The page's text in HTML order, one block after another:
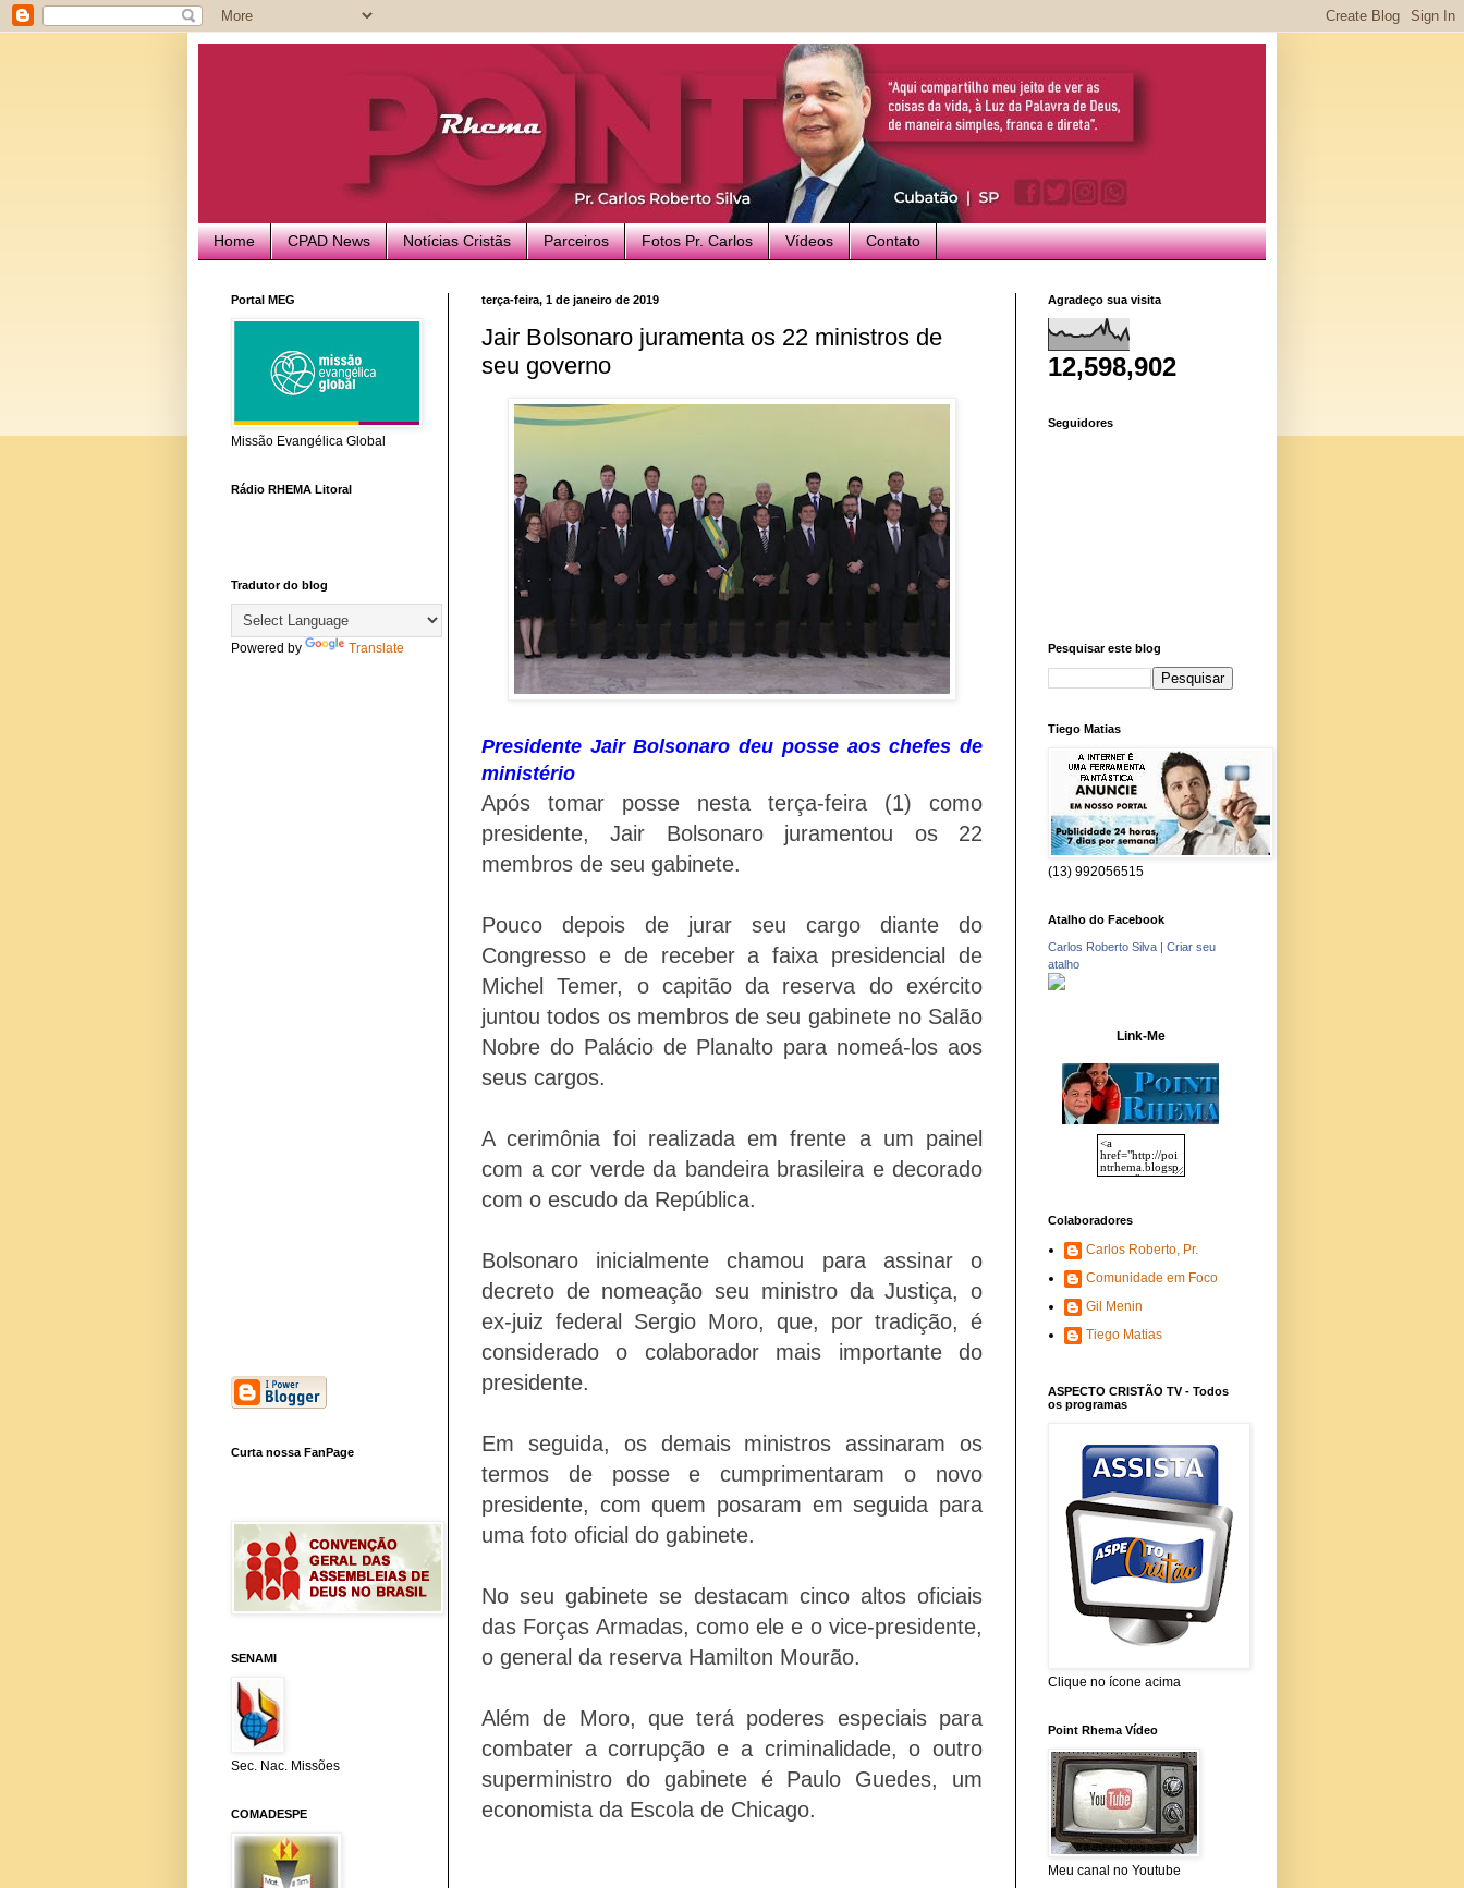
Home CPAD News Notícias Cristãs Parceiros Fotos Pr. Carlos Vídeos Contato
terça-feira, 1 de janeiro de 2019
Jair Bolsonaro juramenta os 22 ministros de
seu governo
Presidente Jair Bolsonaro deu posse aos chefes de
ministério
Após tomar posse nesta terça-feira (1) como
presidente, Jair Bolsonaro juramentou os 22
membros de seu gabinete.
Pouco depois de jurar seu cargo diante do
Congresso e de receber a faixa presidencial de
Michel Temer, o capitão da reserva do exército
juntou todos os membros de seu gabinete no Salão
Nobre do Palácio de Planalto para nomeá-los aos
seus cargos.
A cerimônia foi realizada em frente a um painel
com a cor verde da bandeira brasileira e decorado
com o escudo da República.
Bolsonaro inicialmente chamou para assinar o
decreto de nomeação seu ministro da Justiça, o
ex-juiz federal Sergio Moro, que, por tradição, é
considerado o colaborador mais importante do
presidente.
Em seguida, os demais ministros assinaram os
termos de posse e cumprimentaram o novo
presidente, com quem posaram em seguida para
uma foto oficial do gabinete.
No seu gabinete se destacam cinco altos oficiais
das Forças Armadas, como ele e o vice-presidente,
o general da reserva Hamilton Mourão.
Além de Moro, que terá poderes especiais para
combater a corrupção e a criminalidade, o outro
superministro do gabinete é Paulo Guedes, um
economista da Escola de Chicago.
Portal MEG
Missão Evangélica Global
Rádio RHEMA Litoral
Tradutor do blog
Powered by Translate
Curta nossa FanPage
SENAMI
Sec. Nac. Missões
COMADESPE
Agradeço sua visita
12,598,902
Seguidores
Pesquisar este blog
Tiego Matias
(13) 992056515
Atalho do Facebook
Carlos Roberto Silva | Criar seu
atalho
Link-Me
Colaboradores
Carlos Roberto, Pr.
Comunidade em Foco
Gil Menin
Tiego Matias
ASPECTO CRISTÃO TV - Todos
os programas
Clique no ícone acima
Point Rhema Vídeo
Meu canal no Youtube